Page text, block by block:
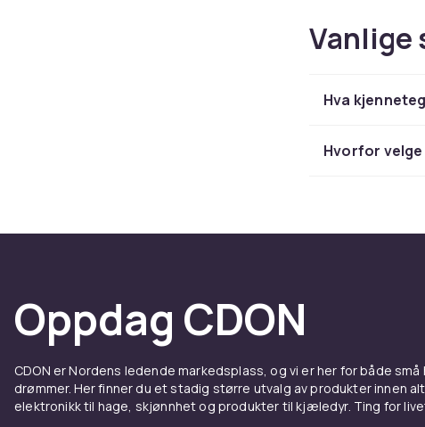
Vanlige
Hva
Hvorfor
Oppdag CDON
CDON er Nordens ledende markedsplass, og vi er her for både
drømmer. Her finner du et stadig større utvalg av produkter innen
elektronikk til hage, skjønnhet og produkter til kjæledyr. Ting for